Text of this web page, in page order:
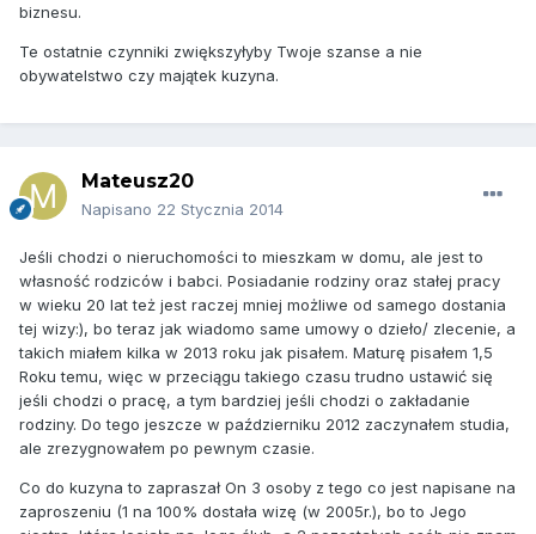
biznesu.
Te ostatnie czynniki zwiększyłyby Twoje szanse a nie
obywatelstwo czy majątek kuzyna.
Mateusz20
Napisano 22 Stycznia 2014
Jeśli chodzi o nieruchomości to mieszkam w domu, ale jest to
własność rodziców i babci. Posiadanie rodziny oraz stałej pracy
w wieku 20 lat też jest raczej mniej możliwe od samego dostania
tej wizy:), bo teraz jak wiadomo same umowy o dzieło/ zlecenie, a
takich miałem kilka w 2013 roku jak pisałem. Maturę pisałem 1,5
Roku temu, więc w przeciągu takiego czasu trudno ustawić się
jeśli chodzi o pracę, a tym bardziej jeśli chodzi o zakładanie
rodziny. Do tego jeszcze w październiku 2012 zaczynałem studia,
ale zrezygnowałem po pewnym czasie.
Co do kuzyna to zapraszał On 3 osoby z tego co jest napisane na
zaproszeniu (1 na 100% dostała wizę (w 2005r.), bo to Jego